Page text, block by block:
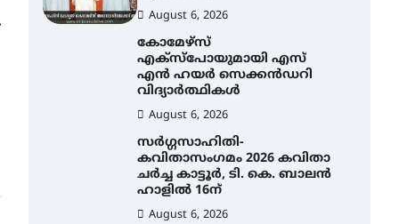
August 6, 2026
കോമേഴ്സ്
എക്സ്പോയുമായി എസ്
എൻ ഹയർ സെക്കൻഡറി
വിദ്യാർത്ഥികൾ
August 6, 2026
സർഗ്ഗസാഹിതി-
കവിതാസംഗമം 2026 കവിതാ
ചർച്ച കാട്ടൂർ, ടി. കെ. ബാലൻ
ഹാളിൽ 16ന്
August 6, 2026